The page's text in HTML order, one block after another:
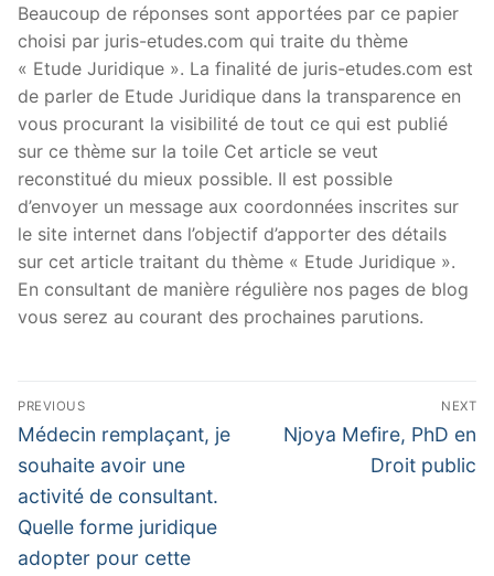
Beaucoup de réponses sont apportées par ce papier
choisi par juris-etudes.com qui traite du thème
« Etude Juridique ». La finalité de juris-etudes.com est
de parler de Etude Juridique dans la transparence en
vous procurant la visibilité de tout ce qui est publié
sur ce thème sur la toile Cet article se veut
reconstitué du mieux possible. Il est possible
d’envoyer un message aux coordonnées inscrites sur
le site internet dans l’objectif d’apporter des détails
sur cet article traitant du thème « Etude Juridique ».
En consultant de manière régulière nos pages de blog
vous serez au courant des prochaines parutions.
Navigation
de
l’article
PREVIOUS
Previous
post:
Médecin remplaçant, je
souhaite avoir une
activité de consultant.
Quelle forme juridique
adopter pour cette
NEXT
Next
Njoya Mefire, PhD en
Droit public